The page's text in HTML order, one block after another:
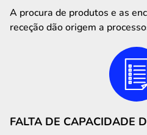
A procura de produtos e as
receção dão origem a
FALTA DE CAPACIDADE